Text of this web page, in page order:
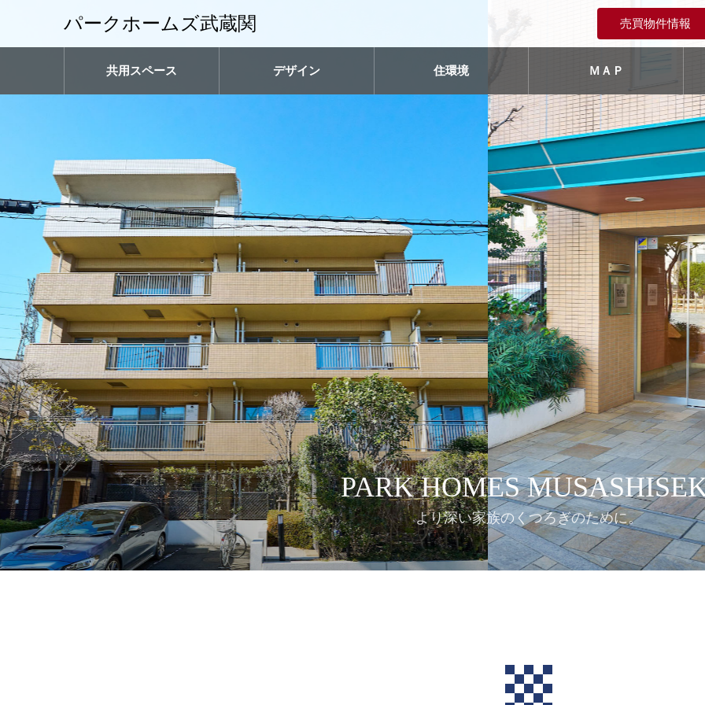
パークホームズ武蔵関 売買物件情報
共用スペース デザイン 住環境 ＭＡＰ
PARK HOMES
より深い家族のくつろぎのために。